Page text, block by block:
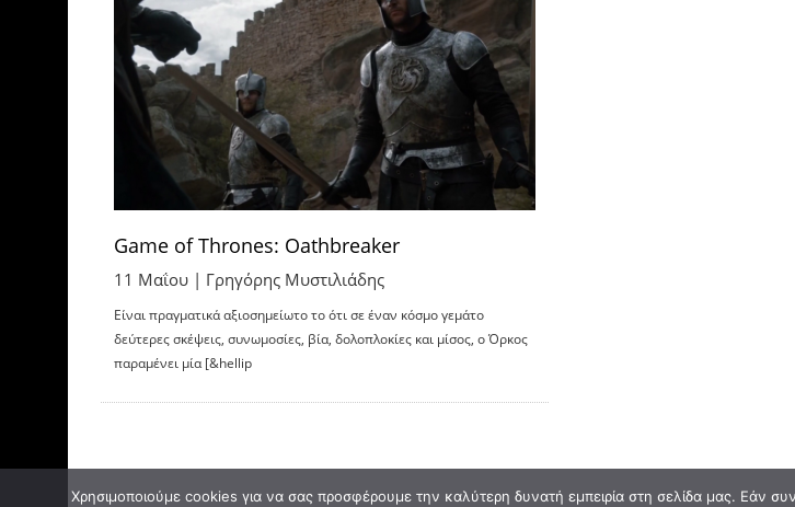
Game of Thrones: Oathbreaker
11 Μαΐου | Γρηγόρης Μυστιλιάδης
Είναι πραγματικά αξιοσημείωτο το ότι σε έναν κόσμο γεμάτο
δεύτερες σκέψεις, συνωμοσίες, βία, δολοπλοκίες και μίσος, ο Όρκος
παραμένει μία [&hellip
Χρησιμοποιούμε cookies για να σας προσφέρουμε την καλύτερη δυνατή εμπειρία στη σελίδα μας. Εάν